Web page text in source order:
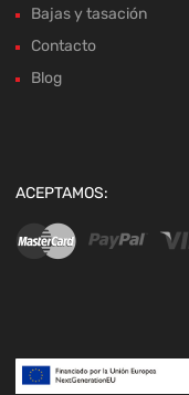
Bajas y tasación
Contacto
Blog
ACEPTAMOS: